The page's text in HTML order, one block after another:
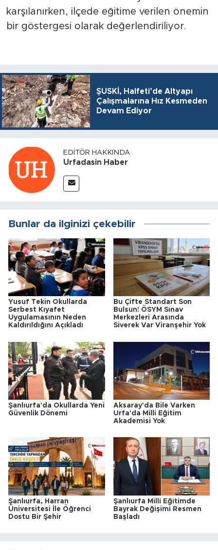
karşılanırken, ilçede eğitime verilen önemin
bir göstergesi olarak değerlendiriliyor.
ŞUSKİ, Halfeti’de Altyapı
Çalışmalarına Hız Kesmeden
Devam Ediyor
EDITÖR HAKKINDA
Urfadasin Haber
Bunlar da ilginizi çekebilir
Yusuf Tekin Okullarda
Serbest Kıyafet
Uygulamasının Neden
Kaldırıldığını Açıkladı
Bu Çifte Standart Son
Bulsun! ÖSYM Sınav
Merkezleri Arasında
Siverek Var Viranşehir Yok
Şanlıurfa'da Okullarda Yeni
Güvenlik Dönemi
Aksaray'da Bile Varken
Urfa'da Milli Eğitim
Akademisi Yok
Şanlıurfa, Harran
Üniversitesi İle Öğrenci
Dostu Bir Şehir
Şanlıurfa Milli Eğitimde
Bayrak Değişimi Resmen
Başladı